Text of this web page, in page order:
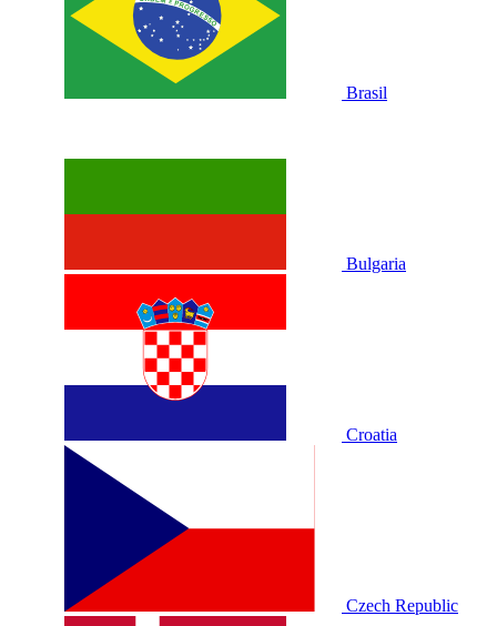
Brasil
Bulgaria
Croatia
Czech Republic